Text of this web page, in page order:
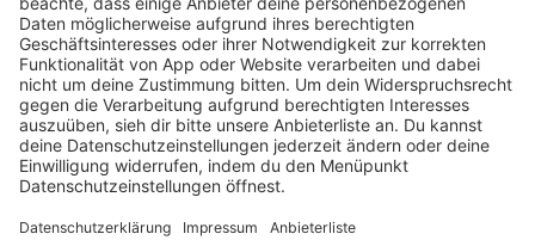
HOME
RADIOS
barba radio
Lagerfeuer
Füße hoch
Schmusekatze
Song Contest
Mädelsabend